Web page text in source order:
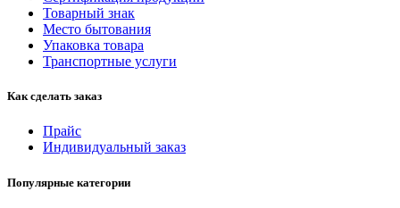
Товарный знак
Место бытования
Упаковка товара
Транспортные услуги
Как сделать заказ
Прайс
Индивидуальный заказ
Популярные категории